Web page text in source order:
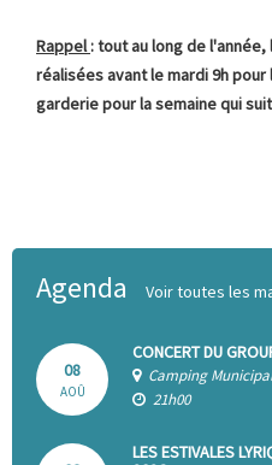
Rappel: tout au long de
réalisées avant le mardi 9h
garderie pour la semaine qui
Agenda Voir toutes les
08
AOÛ
CONCERT DU
Camping
21h00
LES ESTIVALES